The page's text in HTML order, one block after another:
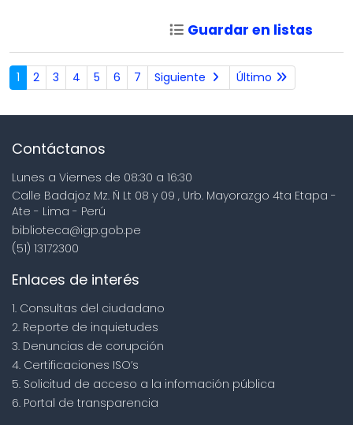
Guardar en listas
1 2 3 4 5 6 7 Siguiente Último
Contáctanos
Lunes a Viernes de 08:30 a 16:30
Calle Badajoz Mz. Ñ Lt 08 y 09 , Urb. Mayorazgo 4ta Etapa -
Ate - Lima - Perú
biblioteca@igp.gob.pe
(51) 13172300
Enlaces de interés
1. Consultas del ciudadano
2. Reporte de inquietudes
3. Denuncias de corupción
4. Certificaciones ISO’s
5. Solicitud de acceso a la infomación pública
6. Portal de transparencia